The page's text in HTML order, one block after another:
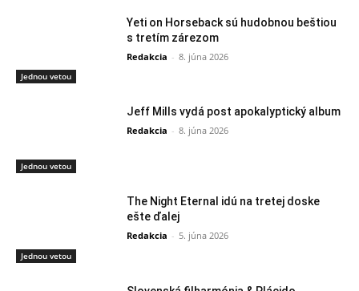
Jednou vetou
Yeti on Horseback sú hudobnou beštiou
s tretím zárezom
Redakcia - 8. júna 2026
Jednou vetou
Jeff Mills vydá post apokalyptický album
Redakcia - 8. júna 2026
Jednou vetou
The Night Eternal idú na tretej doske
ešte ďalej
Redakcia - 5. júna 2026